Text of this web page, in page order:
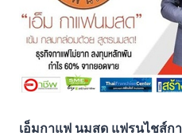
เอ็มกาแฟ นมสด แฟรนไชส์ก